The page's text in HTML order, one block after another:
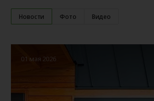
Новости Фото Видео
01 мая 2026